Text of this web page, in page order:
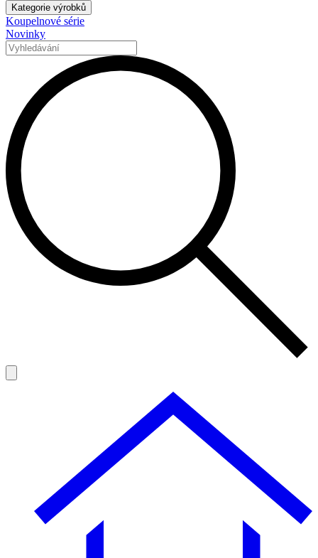
Kategorie výrobků
Koupelnové série
Novinky